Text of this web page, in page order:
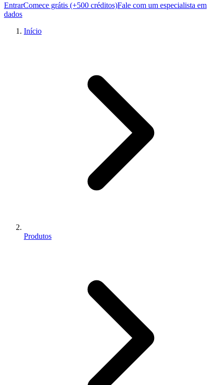
EntrarComece grátis (+500 créditos)Fale com um especialista em
dados
Início
Produtos